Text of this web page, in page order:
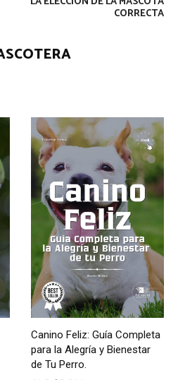
CORRECTA
Canino Feliz: Guía Completa
para la Alegría y Bienestar
de Tu Perro.